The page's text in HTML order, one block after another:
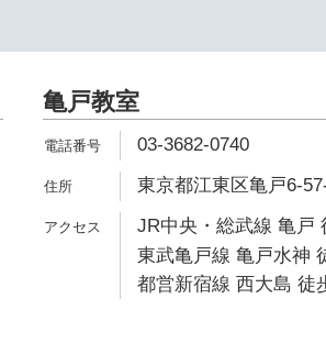
亀戸教室
03-3682-0740
東京都江東区亀戸6-
JR中央・総武線 亀戸
東武亀戸線 亀戸水神
都営新宿線 西大島 徒